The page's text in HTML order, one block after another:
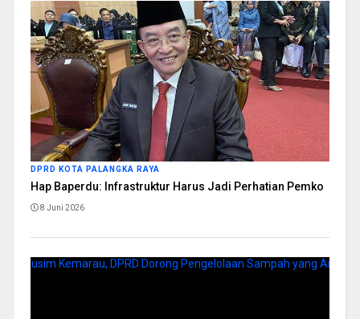
DPRD KOTA PALANGKA RAYA
Hap Baperdu: Infrastruktur Harus Jadi Perhatian Pemko
8 Juni 2026